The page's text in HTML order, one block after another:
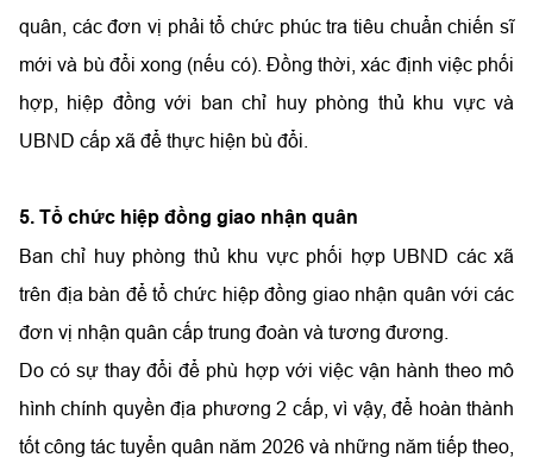
quân, các đơn vị phải tổ chức phúc tra tiêu chuẩn chiến sĩ
mới và bù đổi xong (nếu có). Đồng thời, xác định việc phối
hợp, hiệp đồng với ban chỉ huy phòng thủ khu vực và
UBND cấp xã để thực hiện bù đổi.
5. Tổ chức hiệp đồng giao nhận quân
Ban chỉ huy phòng thủ khu vực phối hợp UBND các xã
trên địa bàn để tổ chức hiệp đồng giao nhận quân với các
đơn vị nhận quân cấp trung đoàn và tương đương.
Do có sự thay đổi để phù hợp với việc vận hành theo mô
hình chính quyền địa phương 2 cấp, vì vậy, để hoàn thành
tốt công tác tuyển quân năm 2026 và những năm tiếp theo,